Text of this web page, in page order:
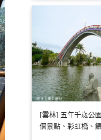
[雲林] 五年千歲公
個景點、彩虹橋、